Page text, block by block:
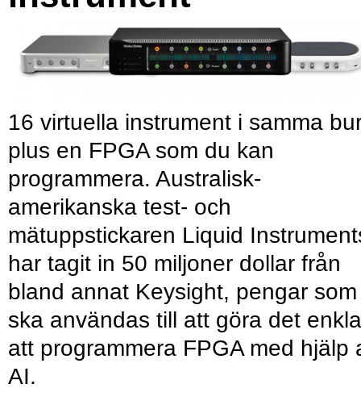
16 virtuella instrument i samma
plus en FPGA som du kan
programmera. Australisk-
amerikanska test- och
mätuppstickaren Liquid
har tagit in 50 miljoner dollar från
bland annat Keysight, pengar som
ska användas till att göra det
att programmera FPGA med hjälp
AI.